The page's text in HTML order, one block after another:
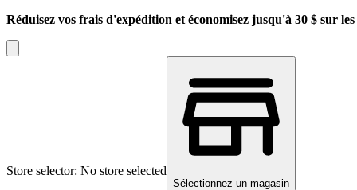
Réduisez vos frais d'expédition et économisez jusqu'à 30 $ sur
Store selector: No store selected
Sélectionnez un magasin